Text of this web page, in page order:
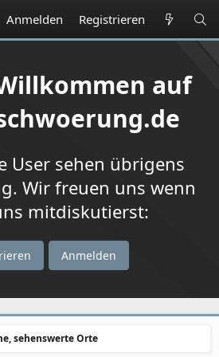
Anmelden Registrieren
auf
User sehen übrigens
Wir freuen uns wenn
mitdiskutierst:
Anmelden
sehenswerte Orte